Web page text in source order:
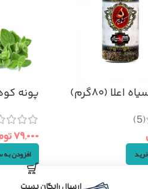
(۸۰گرم)
(5)
پونه
۷۹,۰۰۰
افزودن